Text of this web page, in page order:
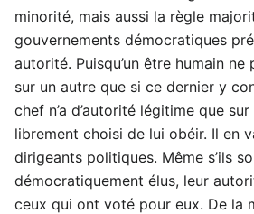
minorité, mais aussi la règle
gouvernements démocratiques
autorité. Puisqu’un être humain
sur un autre que si ce dernier y
chef n’a d’autorité légitime que
librement choisi de lui obéir. Il en
dirigeants politiques. Même s’ils
démocratiquement élus, leur
ceux qui ont voté pour eux. De la